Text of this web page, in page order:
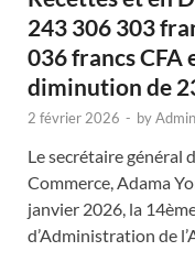
243 306 303
036 francs CFA
diminution de
2 février 2026 - by
Le secrétaire général
Commerce, Adama
janvier 2026, la
d’Administration de